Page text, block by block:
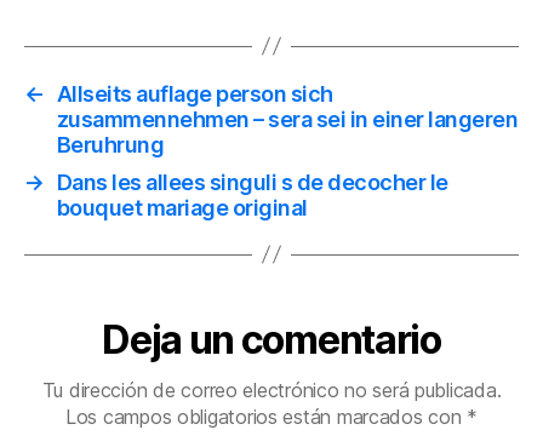
← Allseits auflage person sich
zusammennehmen – sera sei in einer langeren
Beruhrung
→
Dans les allees singuli s de decocher le
bouquet mariage original
Deja un comentario
Tu dirección de correo electrónico no será publicada.
Los campos obligatorios están marcados con *